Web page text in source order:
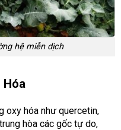
hệ miễn dịch
Hóa
oxy hóa như quercetin,
hòa các gốc tự do,